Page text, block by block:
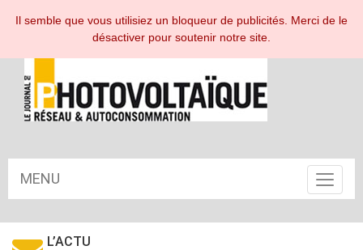
ESPACE ABONNÉ
MENU
Toggle
L’ACTU
Il semble que vous utilisiez un bloqueur de publicités. Merci de le
désactiver pour soutenir notre site.